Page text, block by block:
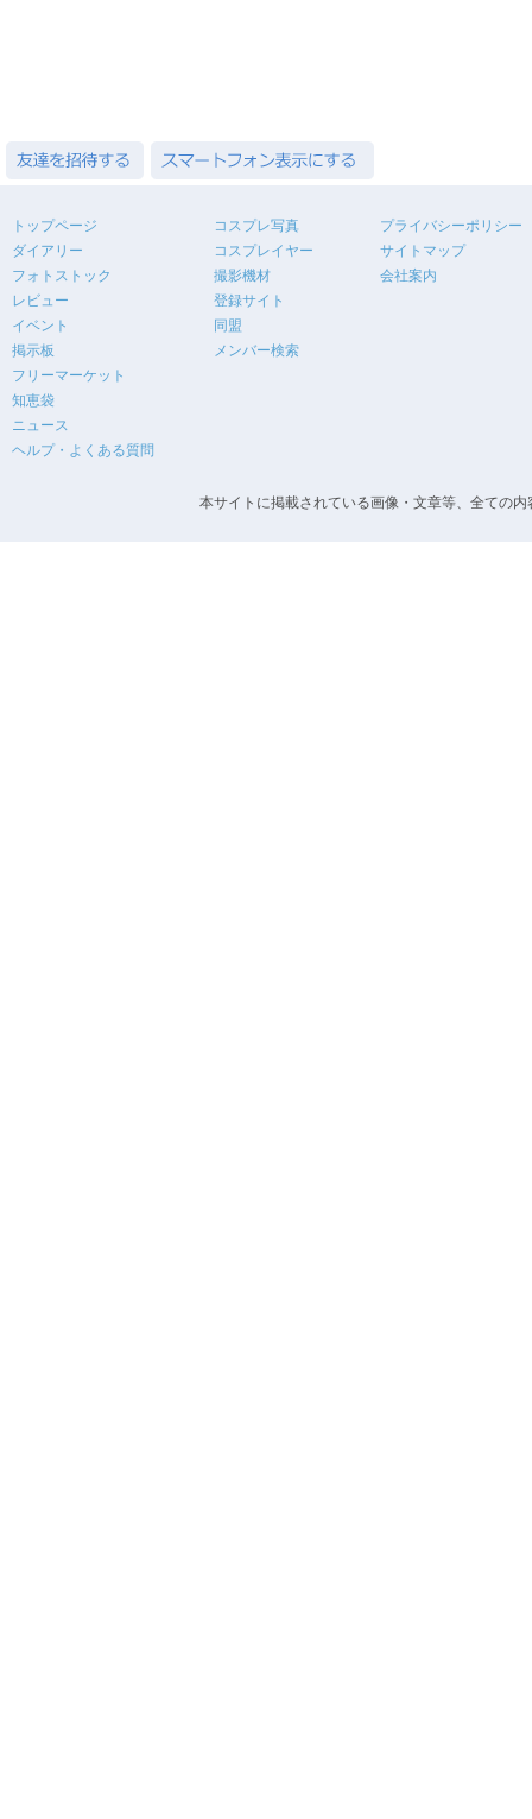
トップページ
ダイアリー
フォトストック
レビュー
イベント
掲示板
フリーマーケット
知恵袋
ニュース
ヘルプ・よくある質問
コスプレ写真
コスプレイヤー
撮影機材
登録サイト
同盟
メンバー検索
プライバシーポリシー
サイトマップ
会社案内
本サイトに掲載されている画像・文章等、全ての